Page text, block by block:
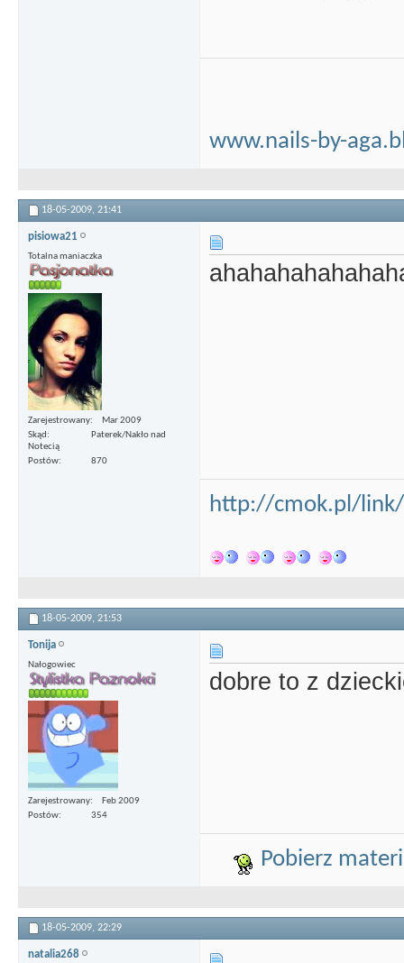
www.nails-by-
18-05-2009, 21:41
pisiowa21
Totalna maniaczka
Zarejestrowany
Mar 2009
Skąd
Paterek/Nakło nad
Notecią
Postów
870
http://cmok.pl/
18-05-2009, 21:53
Tonija
Nałogowiec
Zarejestrowany
Feb 2009
Postów
354
dobre to z
Pobierz
18-05-2009, 22:29
natalia268